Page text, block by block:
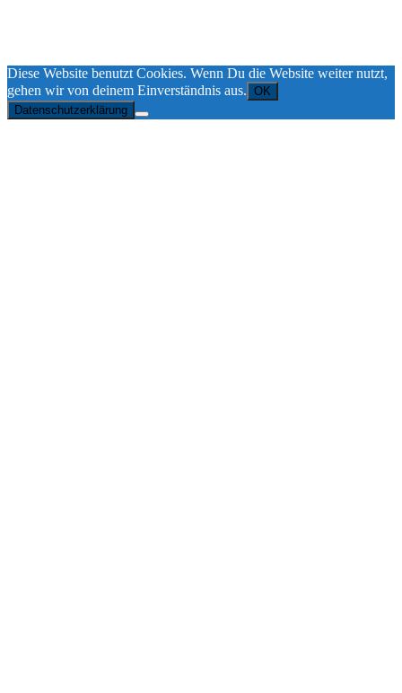
Diese Website benutzt Cookies. Wenn Du die Website weiter nutzt,
gehen wir von deinem Einverständnis aus. OK
Datenschutzerklärung